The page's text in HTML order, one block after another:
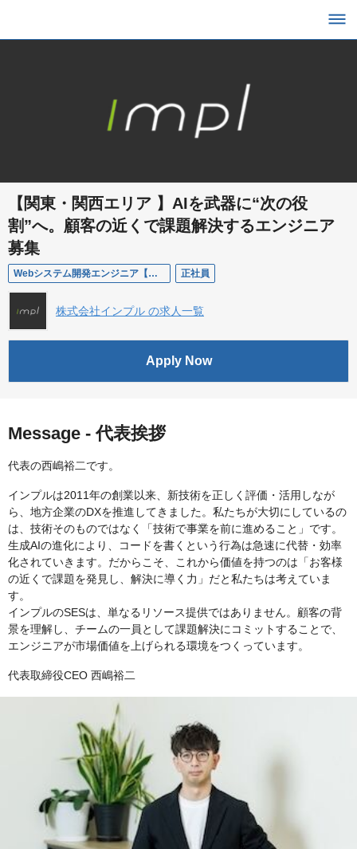
【関東・関西エリア 】AIを武器に“次の役
割”へ。顧客の近くで課題解決するエンジニア
募集
Webシステム開発エンジニア【関東・関西エリア】 正社員
株式会社インプル の求人一覧
Apply Now
Message - 代表挨拶
代表の西嶋裕二です。
インプルは2011年の創業以来、新技術を正しく評価・活用しなが
ら、地方企業のDXを推進してきました。私たちが大切にしているの
は、技術そのものではなく「技術で事業を前に進めること」です。
生成AIの進化により、コードを書くという行為は急速に代替・効率
化されていきます。だからこそ、これから価値を持つのは「お客様
の近くで課題を発見し、解決に導く力」だと私たちは考えていま
す。
インプルのSESは、単なるリソース提供ではありません。顧客の背
景を理解し、チームの一員として課題解決にコミットすることで、
エンジニアが市場価値を上げられる環境をつくっています。
代表取締役CEO 西嶋裕二